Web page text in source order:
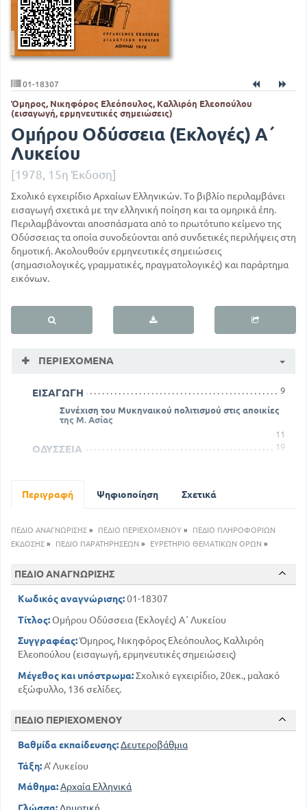
01-18307
Όμηρος, Νικηφόρος Ελεόπουλος, Καλλιρόη Ελεοπούλου
(εισαγωγή, ερμηνευτικές σημειώσεις)
Ομήρου Οδύσσεια (Εκλογές) Α΄
Λυκείου
[1978, 15η Έκδοση]
Σχολικό εγχειρίδιο Αρχαίων Ελληνικών. Το βιβλίο περιλαμβάνει
εισαγωγή σχετικά με την ελληνική ποίηση και τα ομηρικά έπη.
Περιλαμβάνονται αποσπάσματα από το πρωτότυπο κείμενο της
Οδύσσειας τα οποία συνοδεύονται από συνδετικές περιλήψεις στη
δημοτική. Ακολουθούν ερμηνευτικές σημειώσεις
(σημασιολογικές, γραμματικές, πραγματολογικές) και παράρτημα
εικόνων.
ΠΕΡΙΕΧΌΜΕΝΑ
ΕΙΣΑΓΩΓΗ 9
Συνέχιση του Μυκηναικού πολιτισμού στις αποικίες
της Μ. Ασίας
11
ΟΔΥΣΣΕΙΑ 19
Ουδέτ. Της αναφορικής αντων. όστις ¨- ο, τι
Περιγραφή Ψηφιοποίηση Σχετικά
ΠΕΔΙΟ ΑΝΑΓΝΩΡΙΣΗΣ » ΠΕΔΙΟ ΠΕΡΙΕΧΟΜΕΝΟΥ »
ΠΕΔΙΟ ΠΛΗΡΟΦΟΡΙΩΝ
ΕΚΔΟΣΗΣ » ΠΕΔΙΟ ΠΑΡΑΤΗΡΗΣΕΩΝ » ΕΥΡΕΤΗΡΙΟ ΘΕΜΑΤΙΚΩΝ ΟΡΩΝ »
ΠΕΔΙΟ ΑΝΑΓΝΩΡΙΣΗΣ
Κωδικός αναγνώρισης:01-18307
Τίτλος:Ομήρου Οδύσσεια (Εκλογές) Α΄ Λυκείου
Συγγραφέας:Όμηρος, Νικηφόρος Ελεόπουλος, Καλλιρόη
Ελεοπούλου (εισαγωγή, ερμηνευτικές σημειώσεις)
Μέγεθος και υπόστρωμα:Σχολικό εγχειρίδιο, 20εκ., μαλακό
εξώφυλλο, 136 σελίδες.
ΠΕΔΙΟ ΠΕΡΙΕΧΟΜΕΝΟΥ
Βαθμίδα εκπαίδευσης:Δευτεροβάθμια
Τάξη:Α' Λυκείου
Μάθημα:Αρχαία Ελληνικά
Γλώσσα: Δημοτική